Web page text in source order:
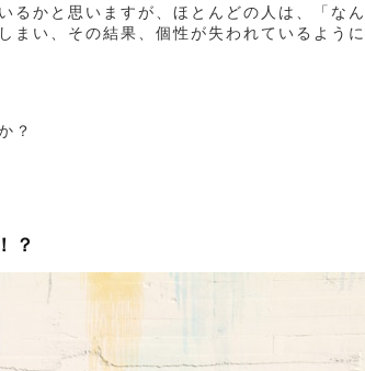
るかと思いますが、ほとんどの人は、「なん
まい、その結果、個性が失われているように
？
？